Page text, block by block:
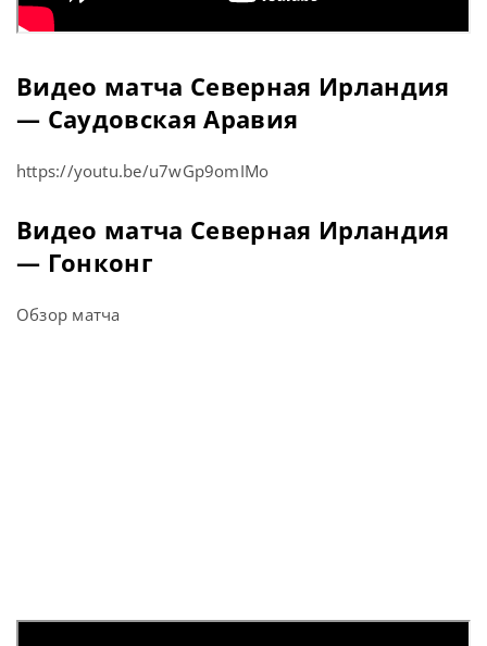
Видео матча Северная Ирландия
— Саудовская Аравия
https://youtu.be/u7wGp9omIMo
Видео матча Северная Ирландия
— Гонконг
Обзор матча